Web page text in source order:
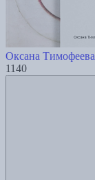
Оксана Тимофеева
1140